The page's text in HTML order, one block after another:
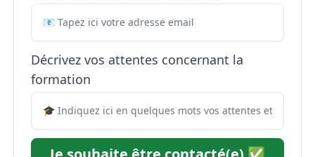
Décrivez vos attentes concernant la
formation